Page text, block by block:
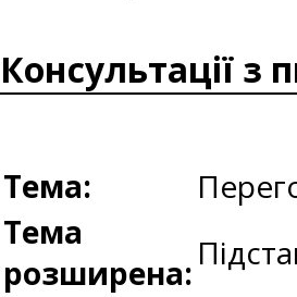
Консультації з
Тема:
Тема
розширена: